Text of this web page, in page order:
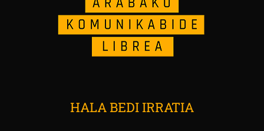
HALA BEDI IRRATIA